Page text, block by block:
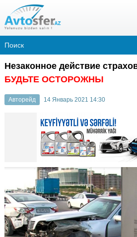
Незаконное действие
БУДЬТЕ ОСТОРОЖНЫ
Авторейд 14 Январь 2021 14:30